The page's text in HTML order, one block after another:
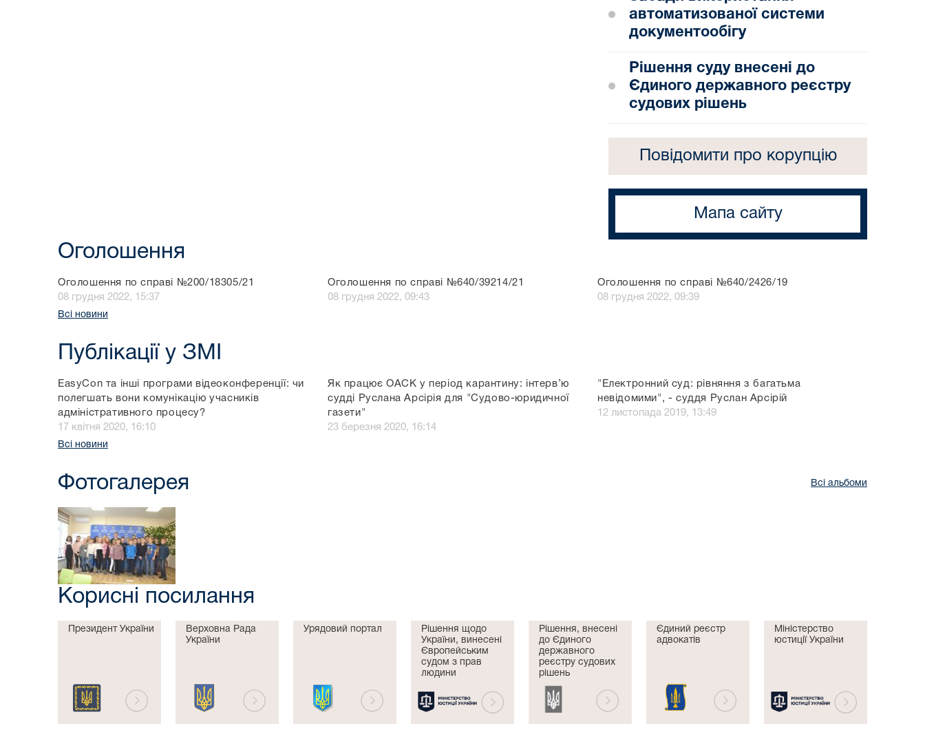
автоматизованої системи
документообігу
Рішення суду внесені до
Єдиного державного реєстру
судових рішень
Повідомити про корупцію
Мапа сайту
Оголошення
Оголошення по справі №200/18305/21
08 грудня 2022, 15:37
Оголошення по справі №640/39214/21
08 грудня 2022, 09:43
Оголошення по справі №640/2426/19
08 грудня 2022, 09:39
Всі новини
Публікації у ЗМІ
EasyCon та інші програми відеоконференції: чи
полегшать вони комунікацію учасників
адміністративного процесу?
17 квітня 2020, 16:10
Як працює ОАСК у період карантину: інтерв’ю
судді Руслана Арсірія для "Судово-юридичної
газети"
23 березня 2020, 16:14
"Електронний суд: рівняння з багатьма
невідомими", - суддя Руслан Арсірій
12 листопада 2019, 13:49
Всі новини
Фотогалерея Всі альбоми
Корисні посилання
Президент України
Верховна Рада
України
Урядовий портал
Рішення щодо
України, винесені
Європейським
судом з прав
людини
Рішення, внесені
до Єдиного
державного
реєстру судових
рішень
Єдиний реєстр
адвокатів
Міністерство
юстиції України